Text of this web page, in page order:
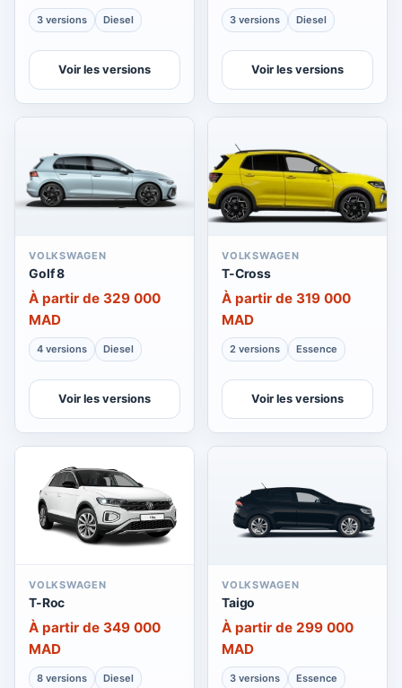
3 versions Diesel
Voir les versions
3 versions Diesel
Voir les versions
VOLKSWAGEN
Golf 8
À partir de 329 000
MAD
4 versions Diesel
Voir les versions
VOLKSWAGEN
T-Cross
À partir de 319 000
MAD
2 versions Essence
Voir les versions
VOLKSWAGEN
T-Roc
À partir de 349 000
MAD
8 versions
Diesel
VOLKSWAGEN
Taigo
À partir de 299 000
MAD
3 versions Essence